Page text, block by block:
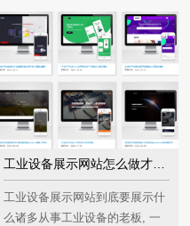
闻“域名”这俩字便觉着高端大气
上档次
工业设备展示网站到底要展示什
么诸多从事工业设备的老板, 一